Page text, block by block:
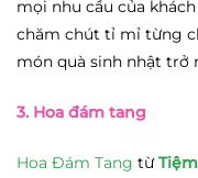
mọi nhu cầu của
chăm chút tỉ mỉ từng
món quà sinh nhật trở
3. Hoa đám tang
Hoa Đám Tang từ